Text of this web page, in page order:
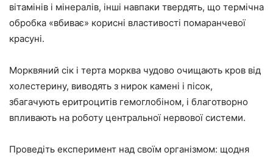
вітамінів і мінералів, інші навпаки твердять, що термічна
обробка «вбиває» корисні властивості помаранчевої
красуні.
Морквяний сік і терта морква чудово очищають кров від
холестерину, виводять з нирок камені і пісок,
збагачують еритроцитів гемоглобіном, і благотворно
впливають на роботу центральної нервової системи.
Проведіть експеримент над своїм організмом: щодня